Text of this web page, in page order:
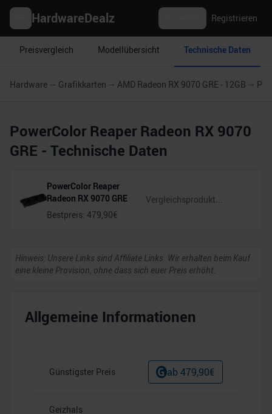
HardwareDealz Registrieren
Preisvergleich Modellübersicht Technische Daten
Hardware Grafikkarten AMD Radeon RX 9070 GRE - 12GB
PowerColor Reaper Radeon RX 9070
GRE - Technische Daten
PowerColor Reaper
Radeon RX 9070 GRE
Bestpreis: 479,90€
Hinweis: Unsere Links sind Affiliate Links. Wir erhalten beim Kauf
eine kleine Provision, ohne dass sich euer Preis erhöht.
Allgemeine Informationen
Günstigster Preis ab 479,90€
Geizhals